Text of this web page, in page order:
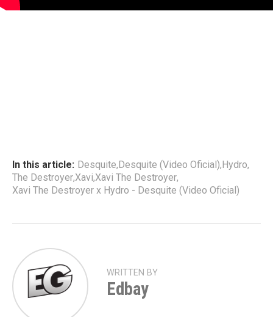
In this article: Desquite,Desquite (Video Oficial),Hydro,
The Destroyer,Xavi,Xavi The Destroyer,
Xavi The Destroyer x Hydro - Desquite (Video Oficial)
WRITTEN BY
Edbay